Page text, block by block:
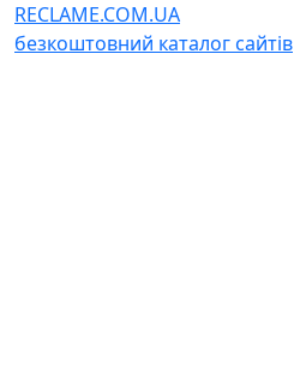
RECLAME.COM.UA
безкоштовний каталог сайтів